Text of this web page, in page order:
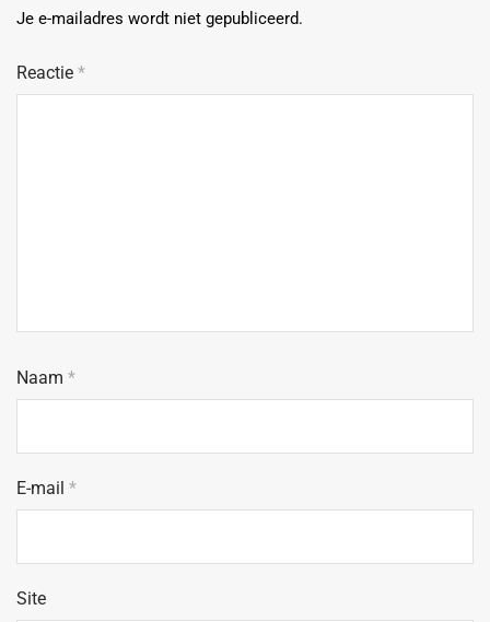
Je e-mailadres wordt niet gepubliceerd.
Reactie *
Naam *
E-mail *
Site